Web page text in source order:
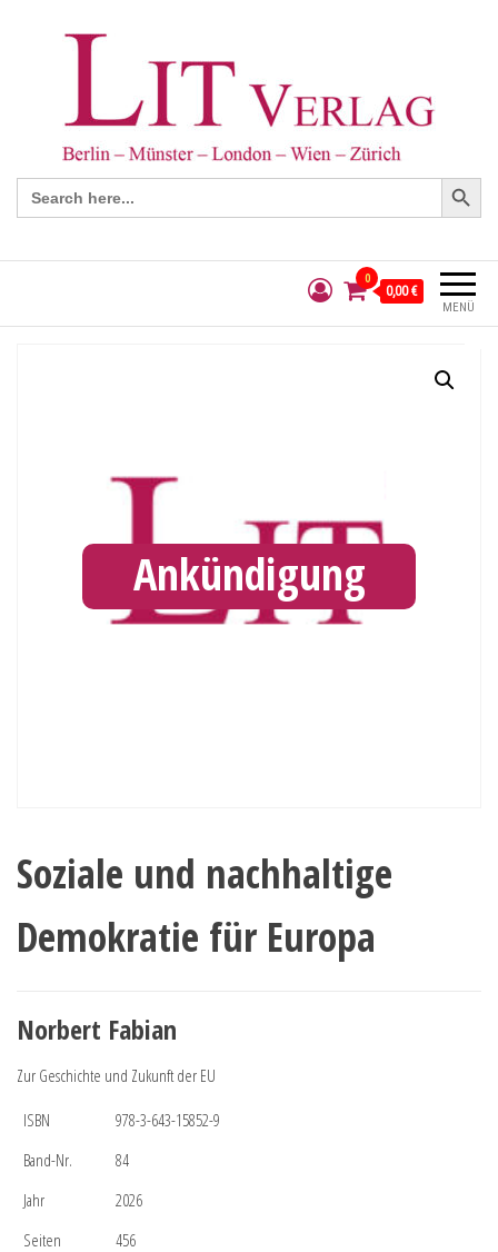
Search
for:
Search Button
MENÜ
0
0,00 €
Ankündigung
Soziale und nachhaltige
Demokratie für Europa
Norbert Fabian
Zur Geschichte und Zukunft der EU
ISBN
978-3-643-15852-9
Band-Nr.
84
Jahr
2026
Seiten
456